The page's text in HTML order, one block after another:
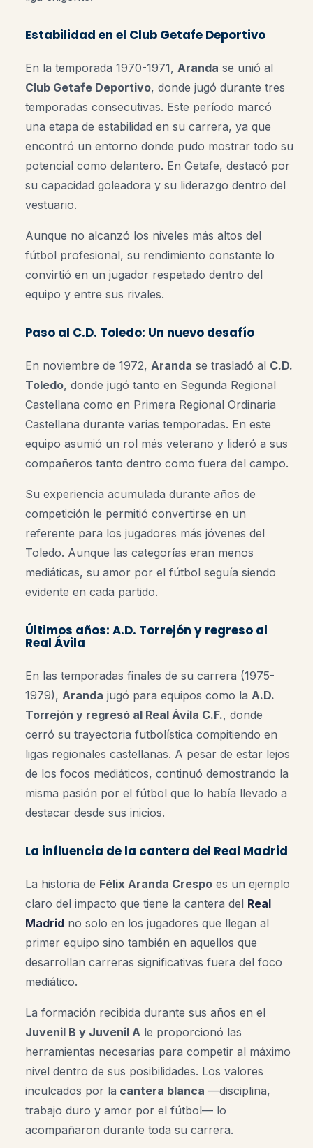
Estabilidad en el Club Getafe Deportivo
En la temporada 1970-1971, Aranda se unió al
Club Getafe Deportivo, donde jugó durante tres
temporadas consecutivas. Este período marcó
una etapa de estabilidad en su carrera, ya que
encontró un entorno donde pudo mostrar todo su
potencial como delantero. En Getafe, destacó por
su capacidad goleadora y su liderazgo dentro del
vestuario.
Aunque no alcanzó los niveles más altos del
fútbol profesional, su rendimiento constante lo
convirtió en un jugador respetado dentro del
equipo y entre sus rivales.
Paso al C.D. Toledo: Un nuevo desafío
En noviembre de 1972, Aranda se trasladó al C.D.
Toledo, donde jugó tanto en Segunda Regional
Castellana como en Primera Regional Ordinaria
Castellana durante varias temporadas. En este
equipo asumió un rol más veterano y lideró a sus
compañeros tanto dentro como fuera del campo.
Su experiencia acumulada durante años de
competición le permitió convertirse en un
referente para los jugadores más jóvenes del
Toledo. Aunque las categorías eran menos
mediáticas, su amor por el fútbol seguía siendo
evidente en cada partido.
Últimos años: A.D. Torrejón y regreso al
Real Ávila
En las temporadas finales de su carrera (1975-
1979), Aranda jugó para equipos como la A.D.
Torrejón y regresó al Real Ávila C.F., donde
cerró su trayectoria futbolística compitiendo en
ligas regionales castellanas. A pesar de estar lejos
de los focos mediáticos, continuó demostrando la
misma pasión por el fútbol que lo había llevado a
destacar desde sus inicios.
La influencia de la cantera del Real Madrid
La historia de Félix Aranda Crespo es un ejemplo
claro del impacto que tiene la cantera del Real
Madrid no solo en los jugadores que llegan al
primer equipo sino también en aquellos que
desarrollan carreras significativas fuera del foco
mediático.
La formación recibida durante sus años en el
Juvenil B y Juvenil A le proporcionó las
herramientas necesarias para competir al máximo
nivel dentro de sus posibilidades. Los valores
inculcados por la cantera blanca —disciplina,
trabajo duro y amor por el fútbol— lo
acompañaron durante toda su carrera.